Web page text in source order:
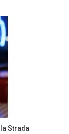
Strada